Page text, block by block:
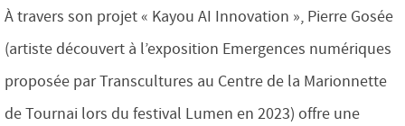
À travers son projet « Kayou AI Innovation », Pierre Gosée
(artiste découvert à l’exposition Emergences numériques
proposée par Transcultures au Centre de la Marionnette
de Tournai lors du festival Lumen en 2023) offre une